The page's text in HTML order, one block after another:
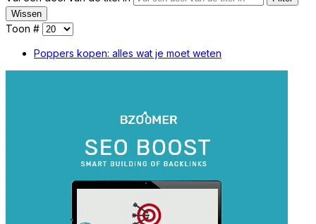
Wissen
Toon #
Poppers kopen: alles wat je moet weten